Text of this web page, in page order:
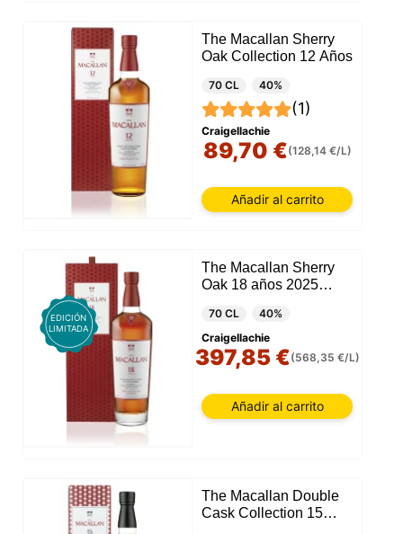
The Macallan Sherry
Oak Collection 12 Años
70 CL 40%
(1)
Craigellachie
89,70 €(128,14 €/L)
Añadir al carrito
EDICIÓN
LIMITADA
The Macallan Sherry
Oak 18 años 2025
70 CL
40%
Craigellachie
397,85 €(568,35 €/L)
Añadir al carrito
The Macallan Double
Cask Collection 15